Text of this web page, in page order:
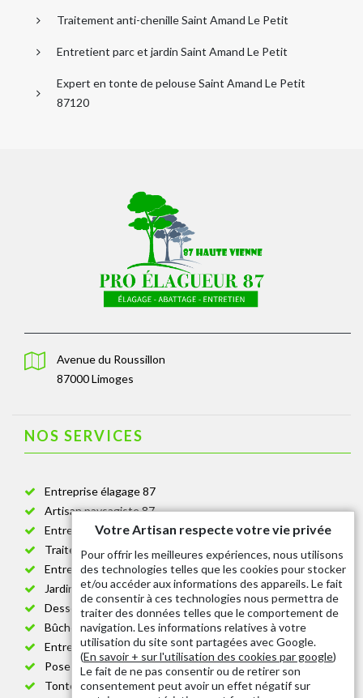
Traitement anti-chenille Saint Amand Le Petit
Entretient parc et jardin Saint Amand Le Petit
Expert en tonte de pelouse Saint Amand Le Petit
87120
Avenue du Roussillon
87000 Limoges
NOS SERVICES
Entreprise élagage 87
Artisan paysagiste 87
Entreprise de jardinage 87
Traitement anti-chenille 87
Entreprise abattage arbre 87
Jardinier taille de haie 87
Dessouchage arbre et haie 87
Bûcheron 87
Entretien espace vert cimetière 87
Pose et changement grillage et clôture 87
Tonte de pelouse 87
Votre Artisan respecte votre vie privée
Pour offrir les meilleures expériences, nous utilisons
des technologies telles que les cookies pour stocker
et/ou accéder aux informations des appareils. Le fait
de consentir à ces technologies nous permettra de
traiter des données telles que le comportement de
navigation. Les informations relatives à votre
utilisation du site sont partagées avec Google.
(En savoir + sur l'utilisation des cookies par google)
Le fait de ne pas consentir ou de retirer son
consentement peut avoir un effet négatif sur